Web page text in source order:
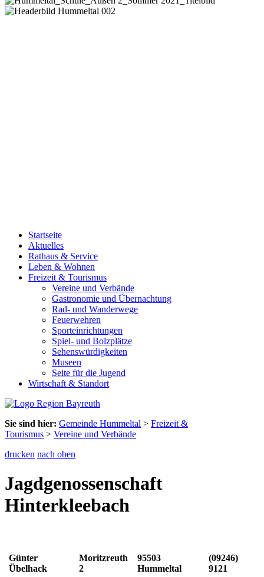
Startseite
Aktuelles
Rathaus & Service
Leben & Wohnen
Freizeit & Tourismus
Vereine und Verbände
Gastronomie und Übernachtung
Rad- und Wanderwege
Feuerwehren
Sporteinrichtungen
Spiel- und Bolzplätze
Sehenswürdigkeiten
Museen
Seite für die Jugend
Wirtschaft & Standort
Sie sind hier: Gemeinde Hummeltal > Freizeit &
Tourismus > Vereine und Verbände
drucken nach oben
Jagdgenossenschaft
Hinterkleebach
Günter
Übelhack
Moritzreuth
2
95503
Hummeltal
(09246)
9121